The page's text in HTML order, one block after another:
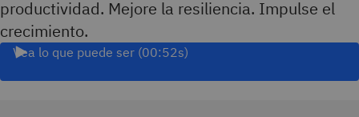
productividad. Mejore la resiliencia. Impulse el
crecimiento.
Vea lo que puede ser (00:52s)